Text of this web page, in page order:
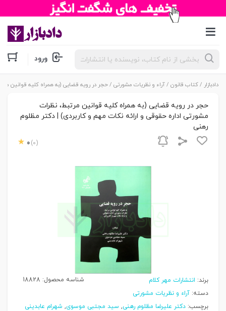
جستجوی
محصولات ورود
دادبازار /کتاب قانون /آراء و نظریات مشورتی / حجر در رویه قضایی (به همراه کلیه قوانین
حجر در رویه قضایی (به همراه کلیه قوانین مرتبط، نظرات
مشورتی اداره حقوقی و ارائه نکات مهم و کاربردی) | دکتر مظلوم
رهنی
0 (0)
برند: انتشارات مهر کلام شناسه محصول: 18828
دسته: آراء و نظریات مشورتی
برچسب: دکتر علیرضا مظلوم رهنی, سید مجتبی موسوی, شهرام عابدینی